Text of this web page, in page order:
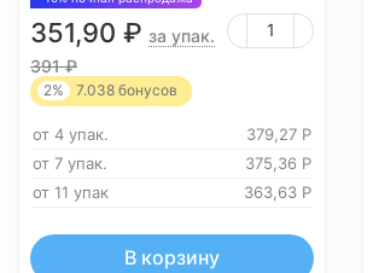
351,90 ₽ за упак.
391₽
2% 7.038 бонусов
от 4 упак. 379,27 Р
от 7 упак.
375,36 Р
от 11 упак
363,63 Р
В корзину